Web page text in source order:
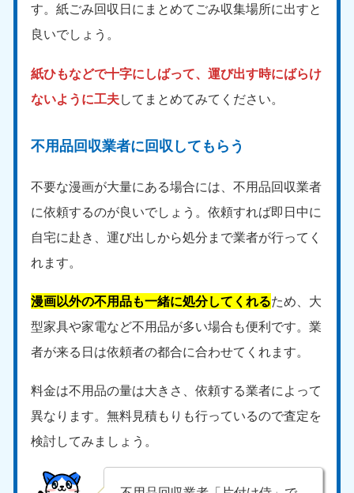
す。紙ごみ回収日にまとめてごみ収集場所に出すと
良いでしょう。
紙ひもなどで十字にしばって、運び出す時にばらけ
ないように工夫してまとめてみてください。
不用品回収業者に回収してもらう
不要な漫画が大量にある場合には、不用品回収業者
に依頼するのが良いでしょう。依頼すれば即日中に
自宅に赴き、運び出しから処分まで業者が行ってく
れます。
漫画以外の不用品も一緒に処分してくれるため、大
型家具や家電など不用品が多い場合も便利です。業
者が来る日は依頼者の都合に合わせてくれます。
料金は不用品の量は大きさ、依頼する業者によって
異なります。無料見積もりも行っているので査定を
検討してみましょう。